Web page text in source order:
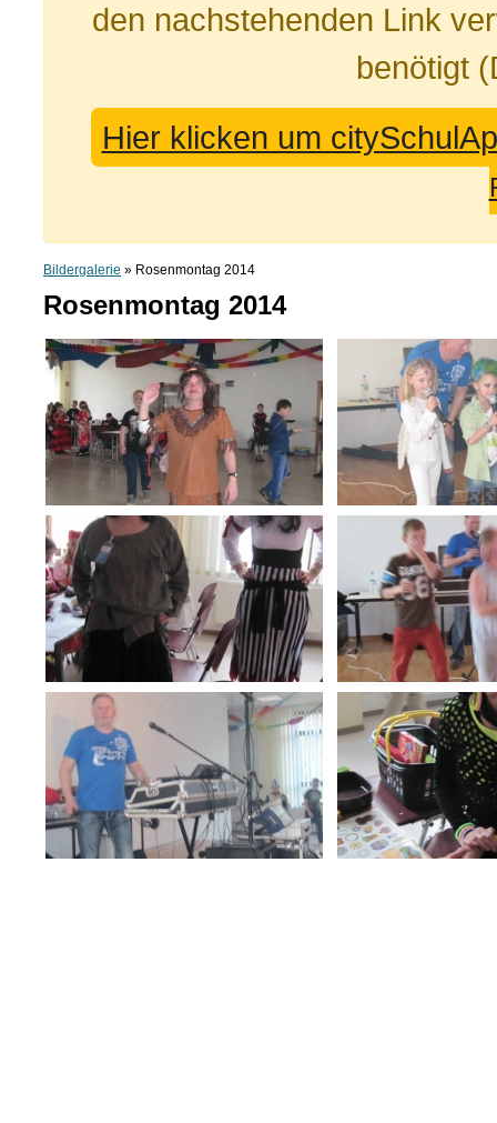
den nachstehenden Link
benötigt
Hier klicken um
Bildergalerie » Rosenmontag 2014
Rosenmontag 2014